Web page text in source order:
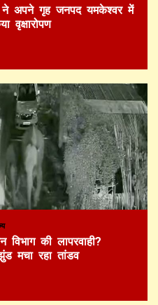
ने अपने गृह जनपद यमकेश्वर में
वृक्षारोपण
की लापरवाही?
मचा रहा तांडव